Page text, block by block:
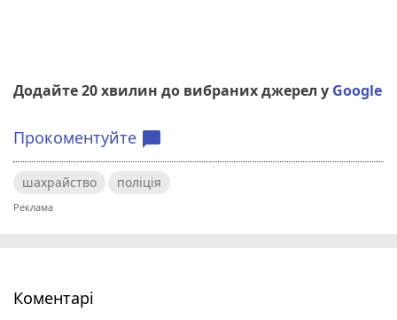
Додайте 20 хвилин до вибраних джерел у Google
Прокоментуйте chat_bubble
шахрайство поліція
Коментарі